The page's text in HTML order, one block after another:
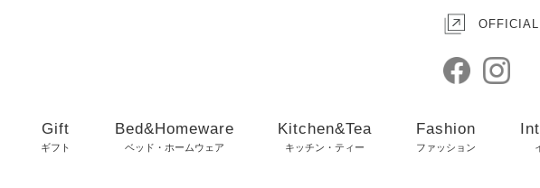
Gift
ギフト
Bed&Homeware
ベッド・ホームウェア
Kitchen&Tea
キッチン・ティー
Fashion
ファッション